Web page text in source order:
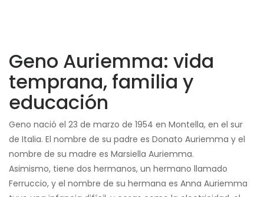
Geno Auriemma: vida
temprana, familia y
educación
Geno nació el 23 de marzo de 1954 en Montella, en el sur
de Italia. El nombre de su padre es Donato Auriemma y el
nombre de su madre es Marsiella Auriemma.
Asimismo, tiene dos hermanos, un hermano llamado
Ferruccio, y el nombre de su hermana es Anna Auriemma